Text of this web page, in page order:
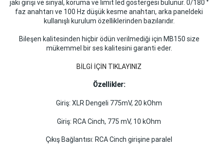
jakı girişi ve sinyal, koruma ve limit led göstergesi bulunur. 0/180 °
faz anahtarı ve 100 Hz düşük kesme anahtarı, arka paneldeki
kullanışlı kurulum özelliklerinden bazılarıdır.
Bileşen kalitesinden hiçbir ödün verilmediği için MB150 size
mükemmel bir ses kalitesini garanti eder.
BİLGİ İÇİN TIKLAYINIZ
Özellikler:
Giriş: XLR Dengeli 775mV, 20 kOhm
Giriş: RCA Cinch, 775 mV, 10 kOhm
Çıkış Bağlantısı: RCA Cinch girişine paralel